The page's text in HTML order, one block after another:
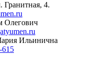
Гранитная, 4.
Олегович
Ильинична
615